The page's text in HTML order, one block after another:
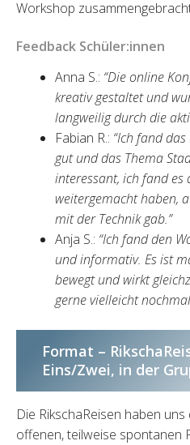
Workshop
Feedback Schüler:innen
Anna S.: “Die online
kreativ gestaltet und
langweilig durch die
Fabian R.: “Ich fand
gut und das Thema
interessant, ich fand es
weitergemacht haben,
mit der Technik gab.”
Anja S.: “Ich fand den
und informativ. Es ist
bewegt und wirkt
gerne vielleicht
Format –
Eins/Zwei, in der
Die RikschaReisen haben
offenen, teilweise spontanen